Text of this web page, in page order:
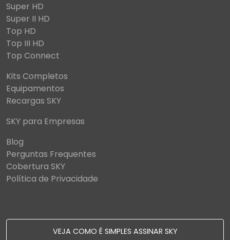
Super HD
Super II HD
Top HD
Top III HD
Top Connect
Kits Completos
Equipamentos
Recargas SKY
SKY para Empresas
Blog
Perguntas Frequentes
Cobertura SKY
Política de Privacidade
VEJA COMO É SIMPLES ASSINAR SKY